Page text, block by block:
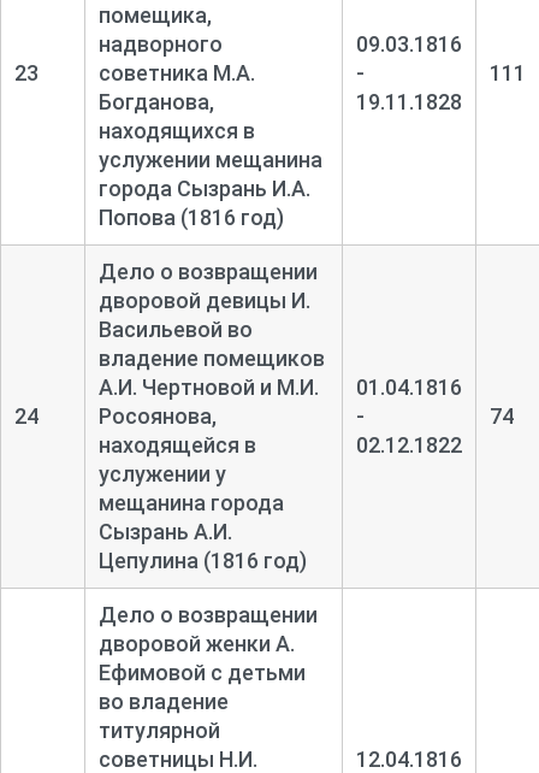
23
помещика,
надворного
советника М.А.
Богданова,
находящихся в
услужении мещанина
города Сызрань И.А.
Попова (1816 год)
09.03.1816
-
19.11.1828
111
24
Дело о возвращении
дворовой девицы И.
Васильевой во
владение помещиков
А.И. Чертновой и М.И.
Росоянова,
находящейся в
услужении у
мещанина города
Сызрань А.И.
Цепулина (1816 год)
01.04.1816
-
02.12.1822
74
Дело о возвращении
дворовой женки А.
Ефимовой с детьми
во владение
титулярной
советницы Н.И.
12.04.1816